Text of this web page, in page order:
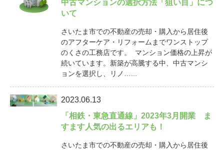
中古マンションの選択方法「狙い目」につ
いて
さいたま市での不動産の売却・購入から居住後
のアフターケア・リフォームまでワンストップ
のくさの工務店です。 マンション価格の上昇が
続いています。新築が高騰する中、中古マンシ
ョンを選択し、リノ…...
2023.06.13
「相鉄・東急直通線」2023年3月開業 ま
すます人気の出るエリアも！
さいたま市での不動産の売却・購入から居住後